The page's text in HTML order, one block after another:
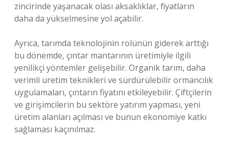
zincirinde yaşanacak olası aksaklıklar, fiyatların
daha da yükselmesine yol açabilir.
Ayrıca, tarımda teknolojinin rolünün giderek arttığı
bu dönemde, çıntar mantarının üretimiyle ilgili
yenilikçi yöntemler gelişebilir. Organik tarım, daha
verimli üretim teknikleri ve sürdürülebilir ormancılık
uygulamaları, çıntarın fiyatını etkileyebilir. Çiftçilerin
ve girişimcilerin bu sektöre yatırım yapması, yeni
üretim alanları açılması ve bunun ekonomiye katkı
sağlaması kaçınılmaz.